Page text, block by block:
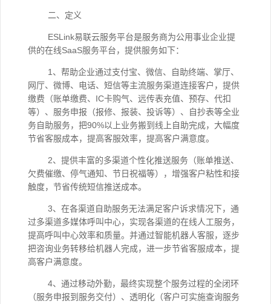
二、定义
ESLink易联云服务平台是服务商为公用事业企业提
供的在线SaaS服务平台，提供服务如下：
1、帮助企业通过支付宝、微信、自助终端、掌厅、
网厅、微博、电话、短信等主流服务渠道连接客户，提供
缴费（账单缴费、IC卡购气、远传表充值、预存、代扣
等）、服务申报（报修、报装、投诉等）、自抄表等全业
务自助服务，把90%以上业务搬到线上自助完成，大幅度
节省客服成本，提高客服效率，提高客户满意度。
2、提供丰富的多渠道个性化推送服务（账单推送、
欠费催缴、停气通知、节日祝福等），增强客户粘性和接
触度，节省传统短信推送成本。
3、在各渠道自助服务无法满足客户诉求情况下，通
过多渠道多媒体呼叫中心，实现各渠道的在线人工服务，
提高呼叫中心效率和质量。并通过智能机器人客服，逐步
把咨询业务转移给机器人完成，进一步节省客服成本，提
高客户满意度。
4、通过移动外勤，最终实现整个服务过程的全闭环
（服务申报到服务交付）、透明化（客户可实施查询服务